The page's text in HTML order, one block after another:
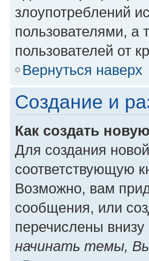
злоупотреблений
пользователями, а
пользователей от
Вернуться наверх
Создание и
Как создать
Для создания
соответствующую
Возможно, вам
сообщения, или
перечислены
начинать темы,